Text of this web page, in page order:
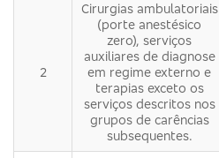
2
Cirurgias ambulatoriais
(porte anestésico
zero), serviços
auxiliares de diagnose
em regime externo e
terapias exceto os
serviços descritos nos
grupos de carências
subsequentes.